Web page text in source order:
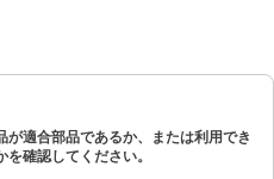
が適合部品であるか、または利用でき
確認してください。